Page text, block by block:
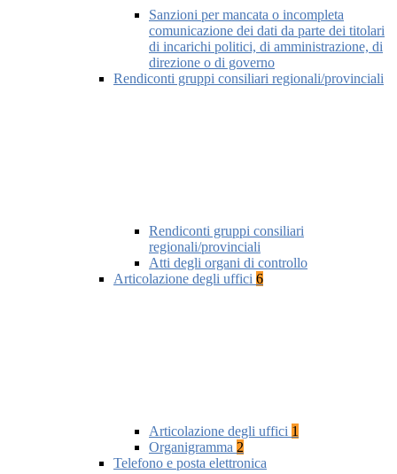
Sanzioni per mancata o incompleta
comunicazione dei dati da parte dei titolari
di incarichi politici, di amministrazione, di
direzione o di governo
Rendiconti gruppi consiliari regionali/provinciali
Rendiconti gruppi consiliari
regionali/provinciali
Atti degli organi di controllo
Articolazione degli uffici 6
Articolazione degli uffici 1
Organigramma 2
Telefono e posta elettronica